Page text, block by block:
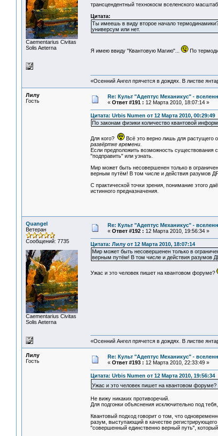
Сaementarius Civitas
Solis Aeterna
трансцендентный технокосм вселенского
Цитата:
Ты имеешь в виду второе начало
универсум или нет.
Я имею ввиду "Квантовую Магию"... По
«Осенний Ангел прячется в дождях. В листве
Лилу
Гость
Re: Культ "Адептус Механикус" -
« Ответ #191 : 12 Марта 2010, 18:07:14 »
Цитата: Urbis Numen от 12 Марта 2010, 00:29:49
По законам физики количество квантовой
Для кого?
Всё это верно лишь для растущего
развёртке времени.
Если предположить возможность
"подправить" или узнать.
Мир может быть несовершенен только в
верным путём! В том числе и действия разумов
С практической точки зрения, понимание этого
истинного предназначения.
Quangel
Ветеран
Сообщений: 7735
Сaementarius Civitas
Solis Aeterna
Re: Культ "Адептус Механикус" -
« Ответ #192 : 12 Марта 2010, 19:56:34 »
Цитата: Лилу от 12 Марта 2010, 18:07:14
Мир может быть несовершенен только в
верным путём! В том числе и действия разумов
Ужас и это человек пишет на квантовом форуме?
«Осенний Ангел прячется в дождях. В листве
Лилу
Гость
Re: Культ "Адептус Механикус" -
« Ответ #193 : 12 Марта 2010, 22:33:49 »
Цитата: Urbis Numen от 12 Марта 2010, 19:56:34
Ужас и это человек пишет на квантовом форуме?
Не вижу никаких противоречий.
Для подгонки объяснения исключительно под
Квантовый подход говорит о том, что
разум, выступающий в качестве
"совершенный единственно верный путь",